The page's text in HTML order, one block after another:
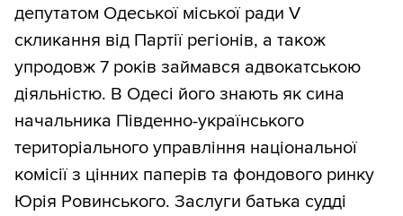
депутатом Одеської міської ради V
скликання від Партії регіонів, а також
упродовж 7 років займався адвокатською
діяльністю. В Одесі його знають як сина
начальника Південно-українського
територіального управління національної
комісії з цінних паперів та фондового ринку
Юрія Ровинського. Заслуги батька судді